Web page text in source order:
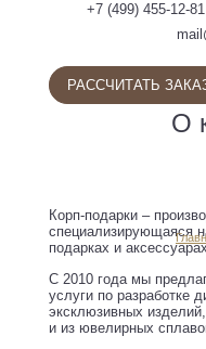
+7 (499) 455-12-81
РАССЧИТАТЬ
О
Корп-подарки –
специализирующаяся
подарках и
С 2010 года мы
услуги по разработке
эксклюзивных
и из ювелирных